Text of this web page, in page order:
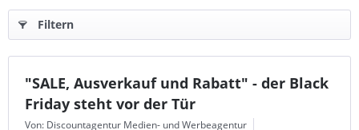
Filtern
"SALE, Ausverkauf und Rabatt" - der Black
Friday steht vor der Tür
Von: Discountagentur Medien- und Werbeagentur